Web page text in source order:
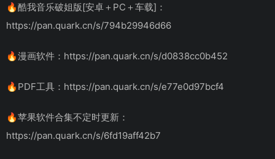
🔥酷我音乐破姐版[安卓＋PC＋车载]：
https://pan.quark.cn/s/794b29946d66
🔥漫画软件：https://pan.quark.cn/s/d0838cc0b452
🔥PDF工具：https://pan.quark.cn/s/e77e0d97bcf4
🔥苹果软件合集不定时更新：
https://pan.quark.cn/s/6fd19aff42b7